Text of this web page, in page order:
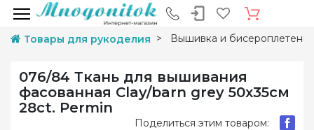
Товары для рукоделия Вышивка и
076/84 Ткань для вышивания
фасованная Clay/barn grey 50х35см
28ct. Permin
Поделиться этим товаром: